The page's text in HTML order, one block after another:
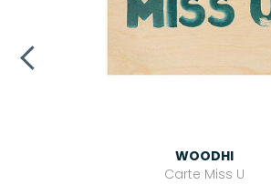
WOODHI
Carte Miss U